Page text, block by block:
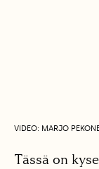
VIDEO: MARJO
Tässä on